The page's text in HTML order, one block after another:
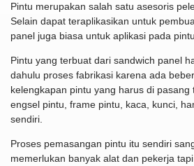
Pintu merupakan salah satu asesoris
Selain dapat teraplikasikan untuk
panel juga biasa untuk aplikasi pada
Pintu yang terbuat dari sandwich panel
dahulu proses fabrikasi karena ada
kelengkapan pintu yang harus di
engsel pintu, frame pintu, kaca, kunci,
sendiri.
Proses pemasangan pintu itu sendiri
memerlukan banyak alat dan pekerja